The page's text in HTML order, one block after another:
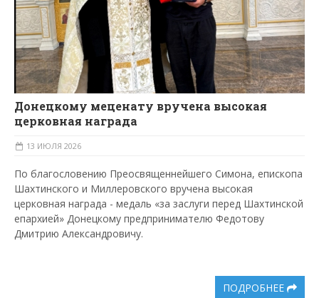
Донецкому меценату вручена высокая
церковная награда
13 ИЮЛЯ 2026
По благословению Преосвященнейшего Симона, епископа
Шахтинского и Миллеровского вручена высокая
церковная награда - медаль «за заслуги перед Шахтинской
епархией» Донецкому предпринимателю Федотову
Дмитрию Александровичу.
ПОДРОБНЕЕ